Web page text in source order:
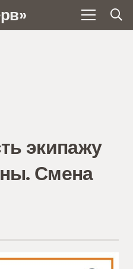
экипажу
Смена